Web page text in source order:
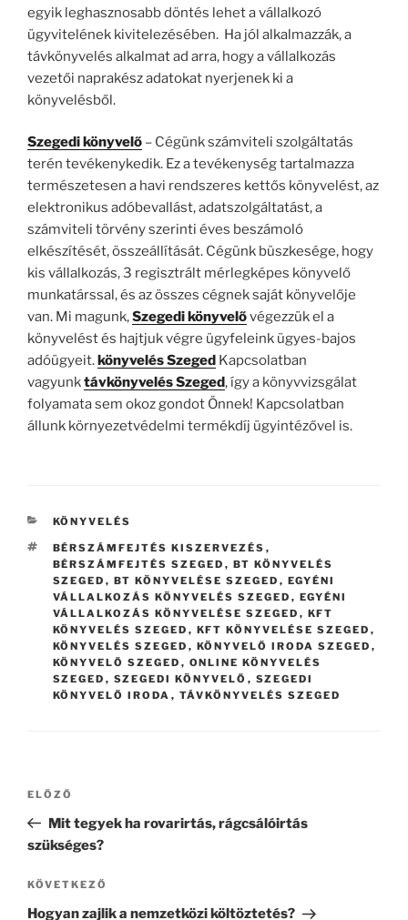
egyik leghasznosabb döntés lehet a vállalkozó
ügyvitelének kivitelezésében. Ha jól alkalmazzák, a
távkönyvelés alkalmat ad arra, hogy a vállalkozás
vezetői naprakész adatokat nyerjenek ki a
könyvelésből.
Szegedi könyvelő – Cégünk számviteli szolgáltatás
terén tevékenykedik. Ez a tevékenység tartalmazza
természetesen a havi rendszeres kettős könyvelést, az
elektronikus adóbevallást, adatszolgáltatást, a
számviteli törvény szerinti éves beszámoló
elkészítését, összeállítását. Cégünk büszkesége, hogy
kis vállalkozás, 3 regisztrált mérlegképes könyvelő
munkatárssal, és az összes cégnek saját könyvelője
van. Mi magunk,Szegedi könyvelővégezzük el a
könyvelést és hajtjuk végre ügyfeleink ügyes-bajos
adóügyeit.könyvelés Szeged Kapcsolatban
vagyunktávkönyvelés Szeged, így a könyvvizsgálat
folyamata sem okoz gondot Önnek! Kapcsolatban
állunk környezetvédelmi termékdíj ügyintézővel is.
KATEGÓRIÁK
KÖNYVELÉS
CÍMKÉK
BÉRSZÁMFEJTÉS KISZERVEZÉS ,
BÉRSZÁMFEJTÉS SZEGED , BT KÖNYVELÉS
SZEGED , BT KÖNYVELÉSE SZEGED , EGYÉNI
VÁLLALKOZÁS KÖNYVELÉS SZEGED , EGYÉNI
VÁLLALKOZÁS KÖNYVELÉSE SZEGED , KFT
KÖNYVELÉS SZEGED , KFT KÖNYVELÉSE SZEGED ,
KÖNYVELÉS SZEGED , KÖNYVELŐ IRODA SZEGED ,
KÖNYVELŐ SZEGED , ONLINE KÖNYVELÉS
SZEGED , SZEGEDI KÖNYVELŐ , SZEGEDI
KÖNYVELŐ IRODA , TÁVKÖNYVELÉS SZEGED
Bejegyzés
Korábbi
bejegyzés
ELŐZŐ
Mit tegyek ha rovarirtás, rágcsálóirtás
szükséges?
Következő
bejegyzés
KÖVETKEZŐ
Hogyan zajlik a nemzetközi költöztetés?